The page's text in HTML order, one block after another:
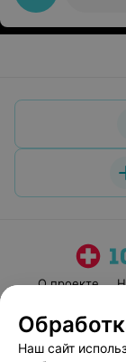
О проекте
Наш сайт